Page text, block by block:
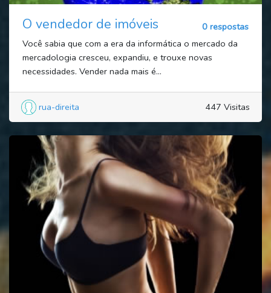
O vendedor de imóveis
0 respostas
Você sabia que com a era da informática o mercado da
mercadologia cresceu, expandiu, e trouxe novas
necessidades. Vender nada mais é...
rua-direita 447 Visitas